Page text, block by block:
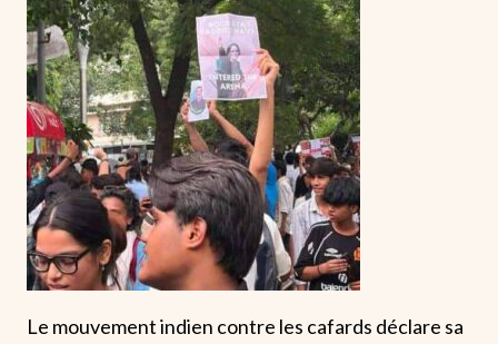
Le mouvement indien contre les cafards déclare sa